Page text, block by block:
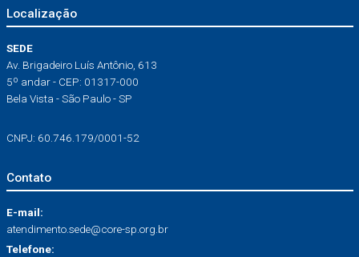
Localização
SEDE
Av. Brigadeiro Luís Antônio, 613
5º andar - CEP: 01317-000
Bela Vista - São Paulo - SP
CNPJ: 60.746.179/0001-52
Contato
E-mail:
atendimento.sede@core-sp.org.br
Telefone: